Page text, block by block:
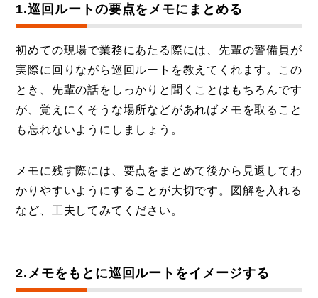
1.巡回ルートの要点をメモにまとめる
初めての現場で業務にあたる際には、先輩の警備員が
実際に回りながら巡回ルートを教えてくれます。この
とき、先輩の話をしっかりと聞くことはもちろんです
が、覚えにくそうな場所などがあればメモを取ること
も忘れないようにしましょう。
メモに残す際には、要点をまとめて後から見返してわ
かりやすいようにすることが大切です。図解を入れる
など、工夫してみてください。
2.メモをもとに巡回ルートをイメージする